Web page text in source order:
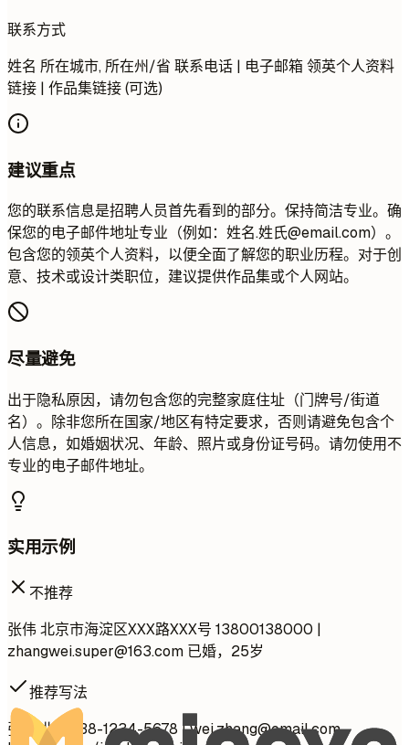
联系方式
姓名 所在城市, 所在州/省 联系电话 | 电子邮箱 领英个人资料
链接 | 作品集链接 (可选)
建议重点
您的联系信息是招聘人员首先看到的部分。保持简洁专业。确
保您的电子邮件地址专业（例如：姓名.姓氏@email.com）。
包含您的领英个人资料，以便全面了解您的职业历程。对于创
意、技术或设计类职位，建议提供作品集或个人网站。
尽量避免
出于隐私原因，请勿包含您的完整家庭住址（门牌号/街道
名）。除非您所在国家/地区有特定要求，否则请避免包含个
人信息，如婚姻状况、年龄、照片或身份证号码。请勿使用不
专业的电子邮件地址。
实用示例
不推荐
张伟 北京市海淀区XXX路XXX号 13800138000 |
zhangwei.super@163.com 已婚，25岁
推荐写法
张伟 北京 138-1234-5678 |wei.zhang@email.com